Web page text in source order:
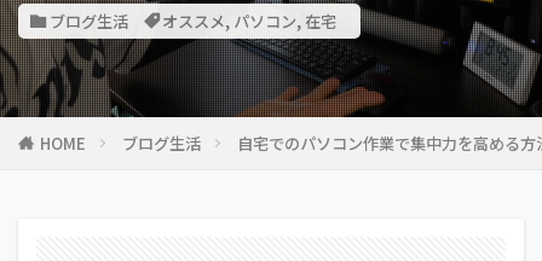
ブログ生活 オススメ, パソコン, 在宅
HOME ブログ生活 自宅でのパソコン作業で集中力を高める